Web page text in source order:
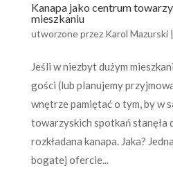
Kanapa jako centrum
mieszkaniu
utworzone przez Karol Mazurski|
Jeśli w niezbyt dużym
gości (lub planujemy
wnętrze pamiętać o tym, by w
towarzyskich spotkań stanęła
rozkładana kanapa. Jaka?
bogatej ofercie...